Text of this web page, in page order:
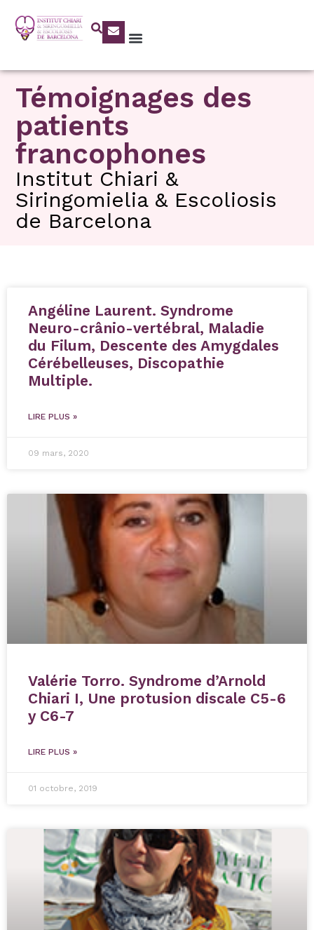
Témoignages des
patients
francophones
Institut Chiari &
Siringomielia & Escoliosis
de Barcelona
Angéline Laurent. Syndrome
Neuro-crânio-vertébral, Maladie
du Filum, Descente des Amygdales
Cérébelleuses, Discopathie
Multiple.
LIRE PLUS »
09 mars, 2020
Valérie Torro. Syndrome d’Arnold
Chiari I, Une protusion discale C5-6
y C6-7
LIRE PLUS »
01 octobre, 2019